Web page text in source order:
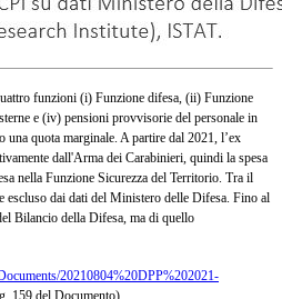
funzioni (i) Funzione difesa, (ii) Funzione
e (iv) pensioni provvisorie del personale in
quota marginale. A partire dal 2021, l’ex
dall'Arma dei Carabinieri, quindi la spesa
nella Funzione Sicurezza del Territorio. Tra il
escluso dai dati del Ministero delle Difesa. Fino al
Bilancio della Difesa, ma di quello
20210804%20DPP%202021-
159 del Documento).